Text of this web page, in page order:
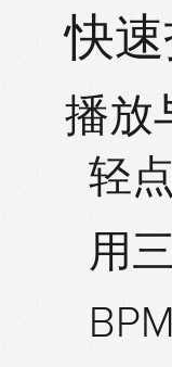
快
播放
轻
用